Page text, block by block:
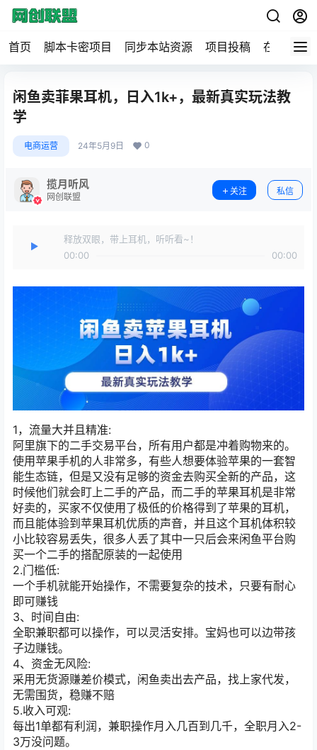
首页 脚本卡密项目 同步本站资源 项目投稿 在线工具
闲鱼卖菲果耳机，日入1k+，最新真实玩法教
学
电商运营 24年5月9日 0
揽月听风
网创联盟
关注 私信
释放双眼，带上耳机，听听看~！
00:00
00:00
1，流量大并且精准:
阿里旗下的二手交易平台，所有用户都是冲着购物来的。
使用苹果手机的人非常多，有些人想要体验苹果的一套智
能生态链，但是又没有足够的资金去购买全新的产品，这
时候他们就会盯上二手的产品，而二手的苹果耳机是非常
好卖的，买家不仅使用了极低的价格得到了苹果的耳机，
而且能体验到苹果耳机优质的声音，并且这个耳机体积较
小比较容易丢失，很多人丢了其中一只后会来闲鱼平台购
买一个二手的搭配原装的一起使用
2.门槛低:
一个手机就能开始操作，不需要复杂的技术，只要有耐心
即可赚钱
3、时间自由:
全职兼职都可以操作，可以灵活安排。宝妈也可以边带孩
子边赚钱。
4、资金无风险:
采用无货源赚差价模式，闲鱼卖出去产品，找上家代发，
无需围货，稳赚不赔
5.收入可观:
每出1单都有利润，兼职操作月入几百到几千，全职月入2-
3万没问题。